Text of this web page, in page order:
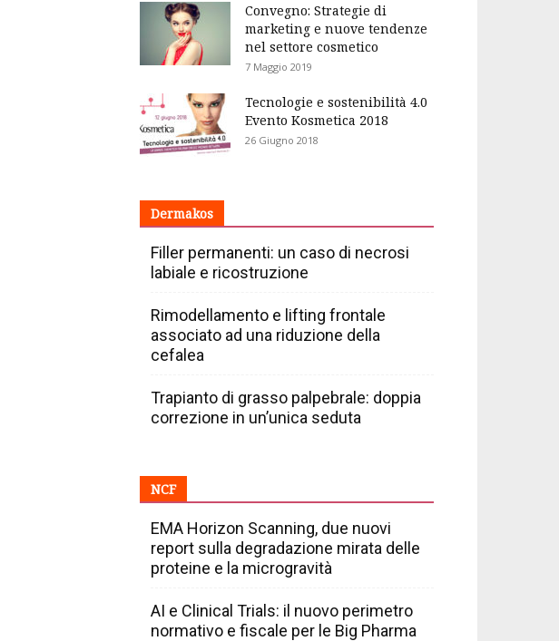
Convegno: Strategie di
marketing e nuove tendenze
nel settore cosmetico
7 Maggio 2019
Tecnologie e sostenibilità 4.0
Evento Kosmetica 2018
26 Giugno 2018
Dermakos
Filler permanenti: un caso di necrosi
labiale e ricostruzione
Rimodellamento e lifting frontale
associato ad una riduzione della
cefalea
Trapianto di grasso palpebrale: doppia
correzione in un’unica seduta
NCF
EMA Horizon Scanning, due nuovi
report sulla degradazione mirata delle
proteine e la microgravità
AI e Clinical Trials: il nuovo perimetro
normativo e fiscale per le Big Pharma